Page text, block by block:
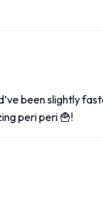
been slightly
peri peri 🍟!